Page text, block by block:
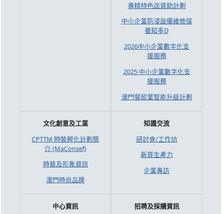
專精特色店資助計劃
中小企業防浸設備維修保
養知多D
2026中小企業數字化支
援服務
2025 中小企業數字化支
援服務
澳門餐飲業智能升級計劃
文化創意及工業
CPTTM 時裝孵化計劃簡
介 (MaConsef)
時裝及形象資訊
澳門時尚品牌
知識交流
研討會/工作坊
新質生產力
企業專訪
中心資訊 招聘及採購資訊